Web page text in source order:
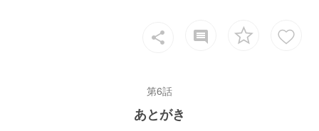
share insert_comment
第6話
あとがき